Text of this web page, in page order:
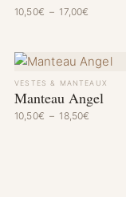
10,50€ – 17,00€
VESTES & MANTEAUX
Manteau Angel
10,50€ – 18,50€